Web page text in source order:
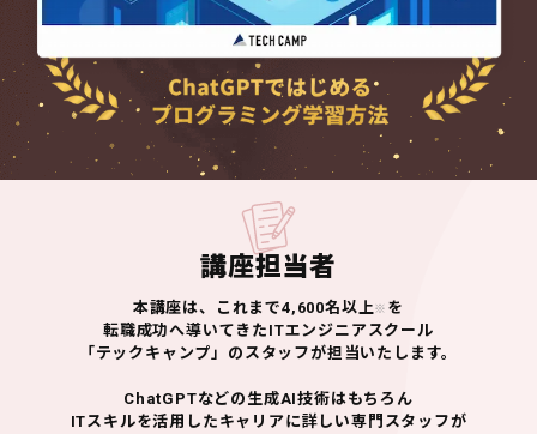
講座担当者
本講座は、これまで4,600名以上※ を
転職成功へ導いてきた ITエンジニアスクール
「テックキャンプ」のスタッフが担当いたします。
ChatGPTなどの生成AI技術はもちろん
ITスキルを活用したキャリアに詳しい専門スタッフが